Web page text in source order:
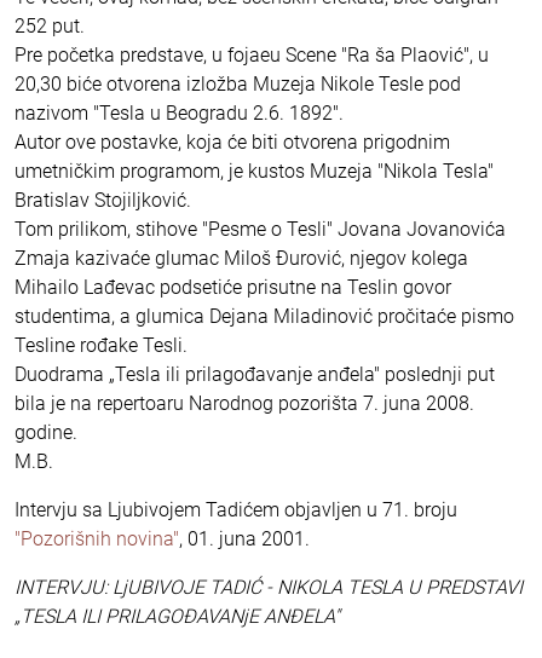
252 put.
Pre početka predstave, u fojaeu Scene "Ra ša Plaović", u
20,30 biće otvorena izložba Muzeja Nikole Tesle pod
nazivom "Tesla u Beogradu 2.6. 1892".
Autor ove postavke, koja će biti otvorena prigodnim
umetničkim programom, je kustos Muzeja "Nikola Tesla"
Bratislav Stojiljković.
Tom prilikom, stihove "Pesme o Tesli" Jovana Jovanovića
Zmaja kazivaće glumac Miloš Đurović, njegov kolega
Mihailo Lađevac podsetiće prisutne na Teslin govor
studentima, a glumica Dejana Miladinović pročitaće pismo
Tesline rođake Tesli.
Duodrama „Tesla ili prilagođavanje anđela" poslednji put
bila je na repertoaru Narodnog pozorišta 7. juna 2008.
godine.
M.B.
Intervju sa Ljubivojem Tadićem objavljen u 71. broju
"Pozorišnih novina", 01. juna 2001.
INTERVJU: LjUBIVOJE TADIĆ - NIKOLA TESLA U PREDSTAVI
„TESLA ILI PRILAGOĐAVANjE ANĐELA"